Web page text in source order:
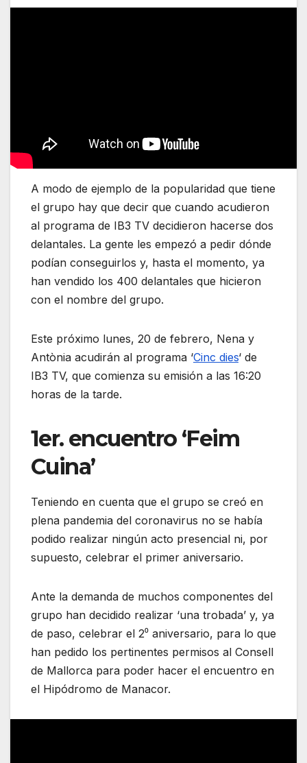
A modo de ejemplo de la popularidad que tiene
el grupo hay que decir que cuando acudieron
al programa de IB3 TV decidieron hacerse dos
delantales. La gente les empezó a pedir dónde
podían conseguirlos y, hasta el momento, ya
han vendido los 400 delantales que hicieron
con el nombre del grupo.
Este próximo lunes, 20 de febrero, Nena y
Antònia acudirán al programa ‘Cinc dies‘ de
IB3 TV, que comienza su emisión a las 16:20
horas de la tarde.
1er. encuentro ‘Feim
Cuina’
Teniendo en cuenta que el grupo se creó en
plena pandemia del coronavirus no se había
podido realizar ningún acto presencial ni, por
supuesto, celebrar el primer aniversario.
Ante la demanda de muchos componentes del
grupo han decidido realizar ‘una trobada’ y, ya
de paso, celebrar el 2⁰ aniversario, para lo que
han pedido los pertinentes permisos al Consell
de Mallorca para poder hacer el encuentro en
el Hipódromo de Manacor.